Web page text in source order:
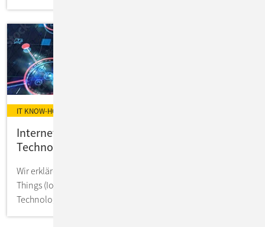
IT KNOW-HOW
Internet of Things: Definition, Funktionsweise,
Technologien und Anwendungsfälle
Wir erklären Ihnen, was hinter dem Begriff Internet of
Things (IoT) steckt und gehen auf Funktionsweise,
Technologien & Anwendungsbeispiele ein.